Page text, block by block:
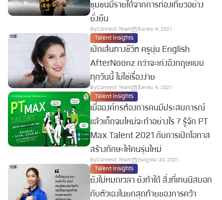
ชุมชนมีรายได้จากการท่องเที่ยวอย่าง
ยั่งยืน
ByConnext Team สิงหาคม 4, 2021
Talent Insights
เปิดเส้นทางชีวิต ครูนุ่น English
AfterNoonz กว่าจะเก่งอังกฤษแบบ
ทุกวันนี้ ไม่ใช่เรื่องง่าย
ByConnext Team สิงหาคม 4, 2021
Talent Insights
เมื่อองค์กรต้องการคนมีประสบการณ์
แล้วเด็กจบใหม่จะทำอย่างไร ? รู้จัก PT
Max Talent 2021 กับการเปิดโอกาส
สร้างทักษะให้คนรุ่นใหม่
ByConnext Team กรกฎาคม 30, 2021
Talent Insights
ยังไม่หมดเวลา ยังทำได้ สิ่งที่เทนนิสบอก
กับตัวเองในยกสุดท้ายของการคว้า